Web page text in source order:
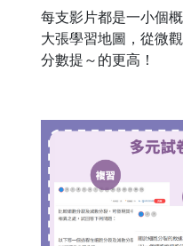
每支影片都是一小個
大張學習地圖，從微
分數提～的更高！